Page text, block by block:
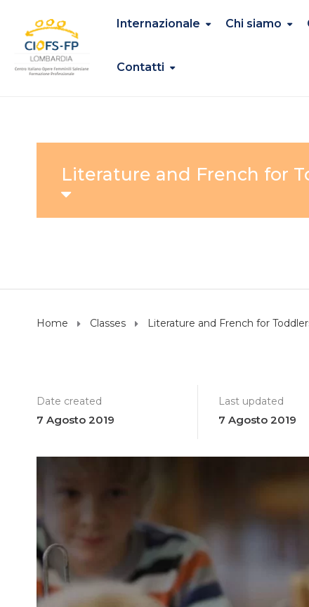
Internazionale Chi siamo
Contatti
Literature and French for
Home Classes Literature and French for
Date created
7 Agosto 2019
Last updated
7 Agosto 2019